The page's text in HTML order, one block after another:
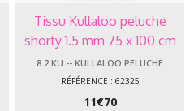
Tissu Kullaloo peluche
shorty 1.5 mm 75 x 100 cm
chocolat 62325
8.2.KU -- KULLALOO PELUCHE
RÉFÉRENCE : 62325
11€70